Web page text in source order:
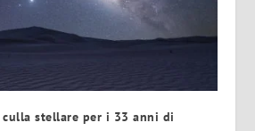
culla stellare per i 33 anni di